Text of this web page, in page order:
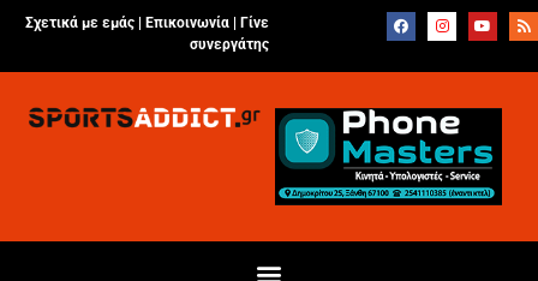
Σχετικά με εμάς | Επικοινωνία
Γίνε
συνεργάτης